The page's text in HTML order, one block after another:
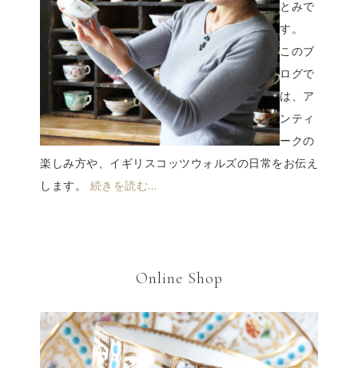
とみで
す。
このブ
ログで
は、ア
ンティ
ークの
楽しみ方や、イギリスコッツウォルズの日常をお伝え
します。 続きを読む…
Online Shop